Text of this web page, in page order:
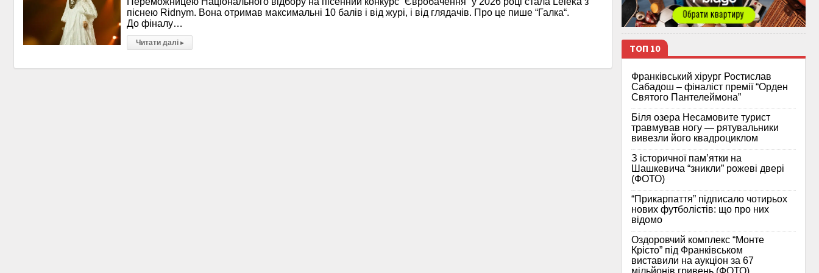
піснею Ridnym. Вона отримав максимальні 10 балів і від журі, і від глядачів. Про це пише “Галка“.
До фіналу…
Читати далі ▸ ТОП 10
Франківський хірург Ростислав
Сабадош – фіналіст премії “Орден
Святого Пантелеймона”
Біля озера Несамовите турист
травмував ногу — рятувальники
вивезли його квадроциклом
З історичної памʼятки на
Шашкевича “зникли” рожеві двері
(ФОТО)
“Прикарпаття” підписало чотирьох
нових футболістів: що про них
відомо
Оздоровчий комплекс “Монте
Крісто” під Франківськом
виставили на аукціон за 67
мільйонів гривень (ФОТО)